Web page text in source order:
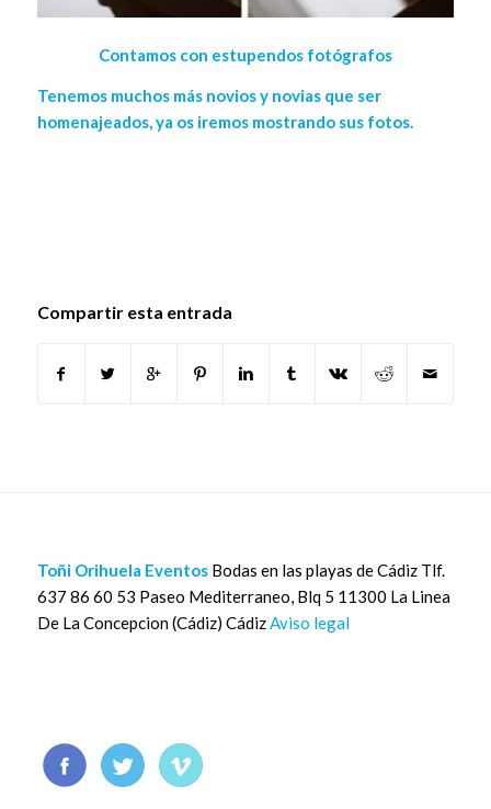
Contamos con estupendos fotógrafos
Tenemos muchos más novios y novias que ser
homenajeados, ya os iremos mostrando sus fotos.
Compartir esta entrada
Toñi Orihuela EventosBodas en las playas de Cádiz Tlf.
637 86 60 53 Paseo Mediterraneo, Blq 5 11300 La Linea
De La Concepcion (Cádiz) CádizAviso legal